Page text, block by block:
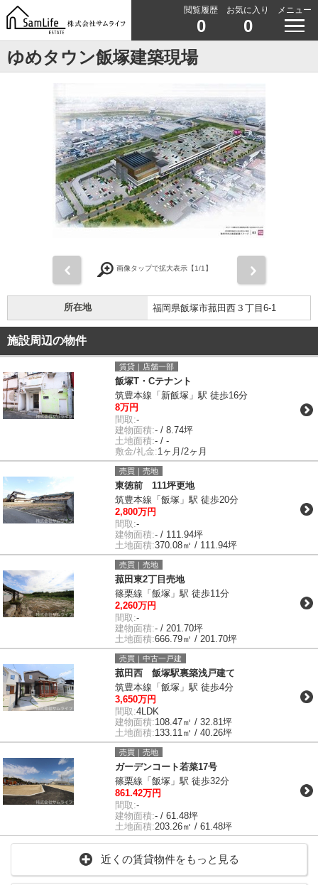
閲覧履歴
0
お気に入り
0
メニュー
ゆめタウン飯塚建築現場
画像タップで拡大表示【1/1】
所在地 福岡県飯塚市菰田西３丁目6-1
施設周辺の物件
賃貸｜店舗一部
飯塚T・Cテナント
筑豊本線「新飯塚」駅 徒歩16分
8万円
間取:-
建物面積:- / 8.74坪
土地面積:- / -
敷金/礼金:1ヶ月/2ヶ月
売買｜売地
東徳前 111坪更地
筑豊本線「飯塚」駅 徒歩20分
2,800万円
間取:-
建物面積:- / 111.94坪
土地面積:370.08㎡ / 111.94坪
売買｜売地
菰田東2丁目売地
篠栗線「飯塚」駅 徒歩11分
2,260万円
間取:-
建物面積:- / 201.70坪
土地面積:666.79㎡ / 201.70坪
売買｜中古一戸建
菰田西 飯塚駅裏築浅戸建て
筑豊本線「飯塚」駅 徒歩4分
3,650万円
間取:4LDK
建物面積:108.47㎡ / 32.81坪
土地面積:133.11㎡ / 40.26坪
売買｜売地
ガーデンコート若菜17号
篠栗線「飯塚」駅 徒歩32分
861.42万円
間取:-
建物面積:- / 61.48坪
土地面積:203.26㎡ / 61.48坪
近くの賃貸物件をもっと見る